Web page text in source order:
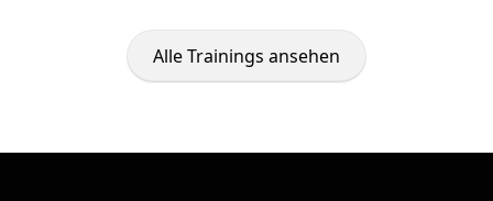
Alle Trainings ansehen